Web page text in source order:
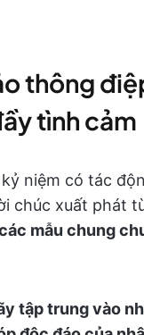
thông
tình cảm
niệm có tác
chúc xuất phát
mẫu chung
tập trung vào